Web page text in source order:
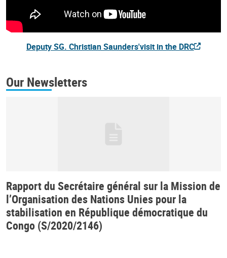
Deputy SG. Christian Saunders'visit in the DRC
Our Newsletters
Rapport du Secrétaire général sur la Mission de
l’Organisation des Nations Unies pour la
stabilisation en République démocratique du
Congo (S/2020/2146)